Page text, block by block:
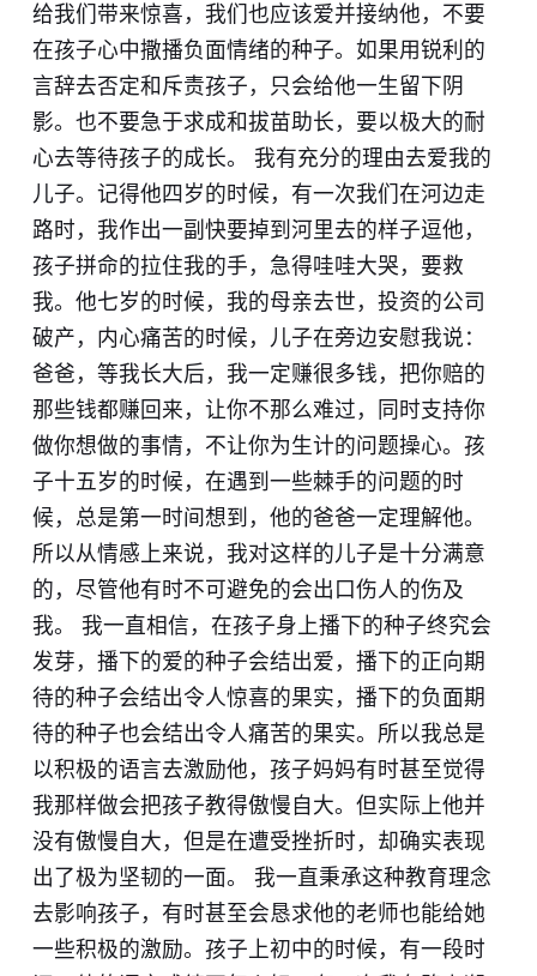
给我们带来惊喜，我们也应该爱并接纳他，不要
在孩子心中撒播负面情绪的种子。如果用锐利的
言辞去否定和斥责孩子，只会给他一生留下阴
影。也不要急于求成和拔苗助长，要以极大的耐
心去等待孩子的成长。 我有充分的理由去爱我的
儿子。记得他四岁的时候，有一次我们在河边走
路时，我作出一副快要掉到河里去的样子逗他，
孩子拼命的拉住我的手，急得哇哇大哭，要救
我。他七岁的时候，我的母亲去世，投资的公司
破产，内心痛苦的时候，儿子在旁边安慰我说：
爸爸，等我长大后，我一定赚很多钱，把你赔的
那些钱都赚回来，让你不那么难过，同时支持你
做你想做的事情，不让你为生计的问题操心。孩
子十五岁的时候，在遇到一些棘手的问题的时
候，总是第一时间想到，他的爸爸一定理解他。
所以从情感上来说，我对这样的儿子是十分满意
的，尽管他有时不可避免的会出口伤人的伤及
我。 我一直相信，在孩子身上播下的种子终究会
发芽，播下的爱的种子会结出爱，播下的正向期
待的种子会结出令人惊喜的果实，播下的负面期
待的种子也会结出令人痛苦的果实。所以我总是
以积极的语言去激励他，孩子妈妈有时甚至觉得
我那样做会把孩子教得傲慢自大。但实际上他并
没有傲慢自大，但是在遭受挫折时，却确实表现
出了极为坚韧的一面。 我一直秉承这种教育理念
去影响孩子，有时甚至会恳求他的老师也能给她
一些积极的激励。孩子上初中的时候，有一段时